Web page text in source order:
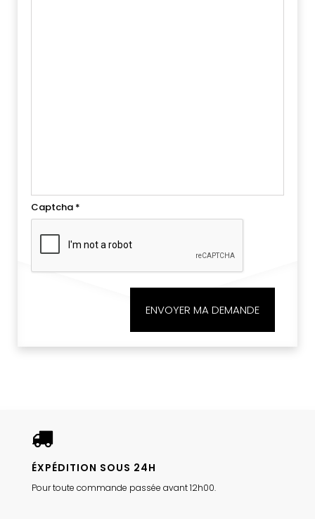
Captcha *
ENVOYER MA DEMANDE
ÉXPÉDITION SOUS 24H
Pour toute commande passée avant 12h00.